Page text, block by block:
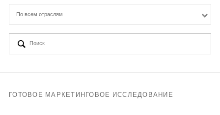
Услуги
Новая реальность
Аналитика
По всем отраслям
ГОТОВОЕ МАРКЕТИНГОВОЕ ИССЛЕДОВАНИЕ